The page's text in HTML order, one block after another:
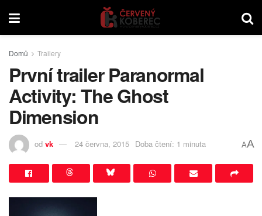
Domů Trailery
První trailer Paranormal
Activity: The Ghost
Dimension
od vk 24 června, 2015 Doba čtení: 1 minuta AA